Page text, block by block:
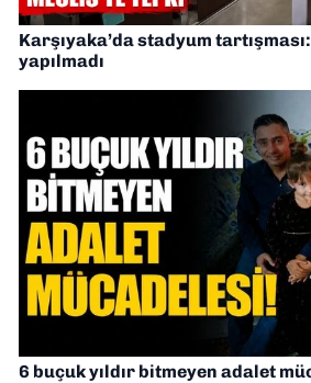
Karşıyaka’da stadyum
yapılmadı
6 buçuk yıldır bitmeyen adalet